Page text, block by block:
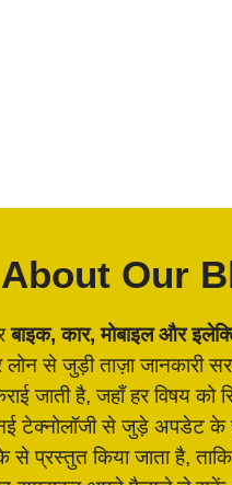
About Our
बाइक, कार, मोबाइल और
से जुड़ी ताज़ा जानकारी
जाती है, जहाँ हर विषय को
टेक्नोलॉजी से जुड़े अपडेट
से प्रस्तुत किया जाता है,